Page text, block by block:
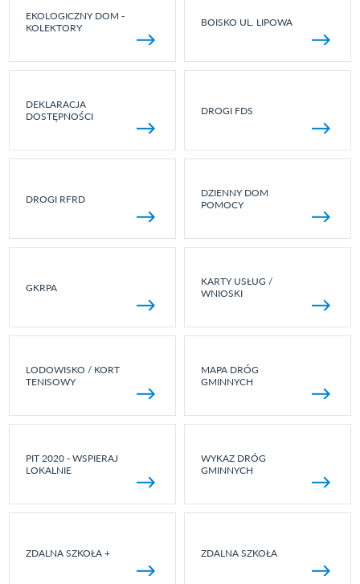
EKOLOGICZNY DOM -
KOLEKTORY
BOISKO UL. LIPOWA
DEKLARACJA
DOSTĘPNOŚCI
DROGI FDS
DROGI RFRD
DZIENNY DOM
POMOCY
GKRPA
KARTY USŁUG /
WNIOSKI
LODOWISKO / KORT
TENISOWY
MAPA DRÓG
GMINNYCH
PIT 2020 - WSPIERAJ
LOKALNIE
WYKAZ DRÓG
GMINNYCH
ZDALNA SZKOŁA + ZDALNA SZKOŁA